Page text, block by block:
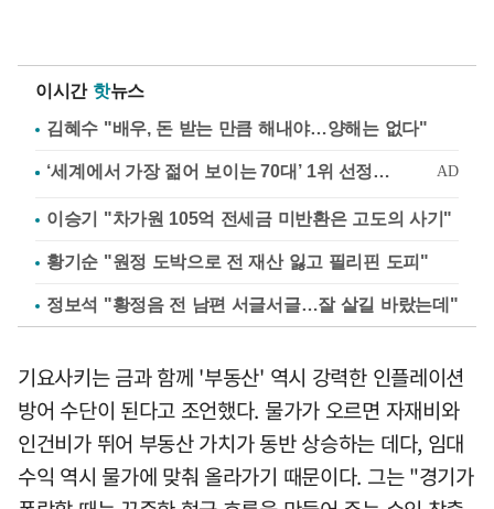
이시간 핫뉴스
김혜수 "배우, 돈 받는 만큼 해내야…양해는 없다"
이승기 "차가원 105억 전세금 미반환은 고도의 사기"
황기순 "원정 도박으로 전 재산 잃고 필리핀 도피"
정보석 "황정음 전 남편 서글서글…잘 살길 바랐는데"
기요사키는 금과 함께 '부동산' 역시 강력한 인플레이션
방어 수단이 된다고 조언했다. 물가가 오르면 자재비와
인건비가 뛰어 부동산 가치가 동반 상승하는 데다, 임대
수익 역시 물가에 맞춰 올라가기 때문이다. 그는 "경기가